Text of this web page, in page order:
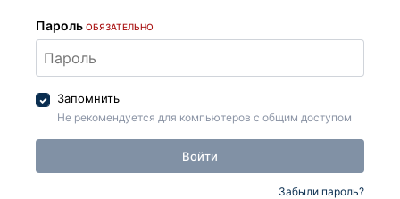
Пароль ОБЯЗАТЕЛЬНО
Запомнить
Не рекомендуется для компьютеров с общим доступом
Войти
Забыли пароль?